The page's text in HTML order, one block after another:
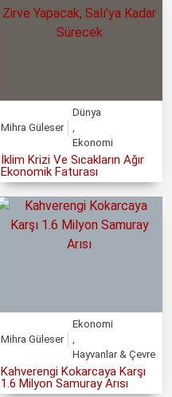
Mihra Güleser
Dünya
,
Ekonomi
İklim Krizi Ve Sıcakların Ağır
Ekonomik Faturası
Mihra Güleser
Ekonomi
Hayvanlar & Çevre
Kahverengi Kokarcaya Karşı
1.6 Milyon Samuray Arısı